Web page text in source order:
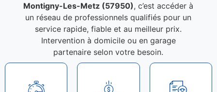
Montigny-Les-Metz (57950), c’est accéder à
un réseau de professionnels qualifiés pour un
service rapide, fiable et au meilleur prix.
Intervention à domicile ou en garage
partenaire selon votre besoin.